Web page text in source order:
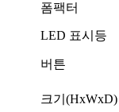
폼팩터
LED 표시등
버튼
크기(HxWxD)